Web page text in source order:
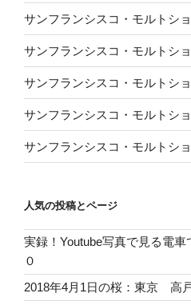
サンフランシスコ・モルトシ
サンフランシスコ・モルトシ
サンフランシスコ・モルトシ
サンフランシスコ・モルトシ
サンフランシスコ・モルトシ
人気の投稿とページ
実録！Youtube写真で見る電車
０
2018年4月1日の桜：東京 高